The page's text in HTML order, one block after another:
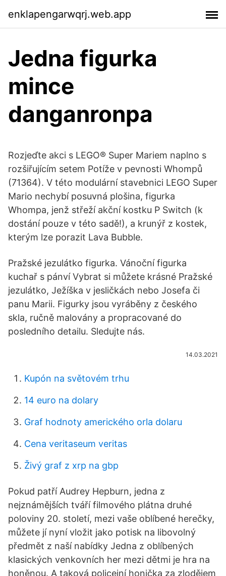
enklapengarwqrj.web.app
Jedna figurka
mince
danganronpa
Rozjeďte akci s LEGO® Super Mariem naplno s
rozšiřujícím setem Potíže v pevnosti Whompů
(71364). V této modulární stavebnici LEGO Super
Mario nechybí posuvná plošina, figurka
Whompa, jenž střeží akční kostku P Switch (k
dostání pouze v této sadě!), a krunýř z kostek,
kterým lze porazit Lava Bubble.
Pražské jezulátko figurka. Vánoční figurka
kuchař s pánví Vybrat si můžete krásné Pražské
jezulátko, Ježíška v jesličkách nebo Josefa či
panu Marii. Figurky jsou vyráběny z českého
skla, ručně malovány a propracované do
posledního detailu. Sledujte nás.
14.03.2021
Kupón na světovém trhu
14 euro na dolary
Graf hodnoty amerického orla dolaru
Cena veritaseum veritas
Živý graf z xrp na gbp
Pokud patří Audrey Hepburn, jedna z
nejznámějších tváří filmového plátna druhé
poloviny 20. století, mezi vaše oblíbené herečky,
můžete jí nyní vložit jako potisk na libovolný
předmět z naší nabídky Jedna z oblíbených
klasických venkovních her mezi dětmi je hra na
honěnou. A taková policejní honička za zlodějem